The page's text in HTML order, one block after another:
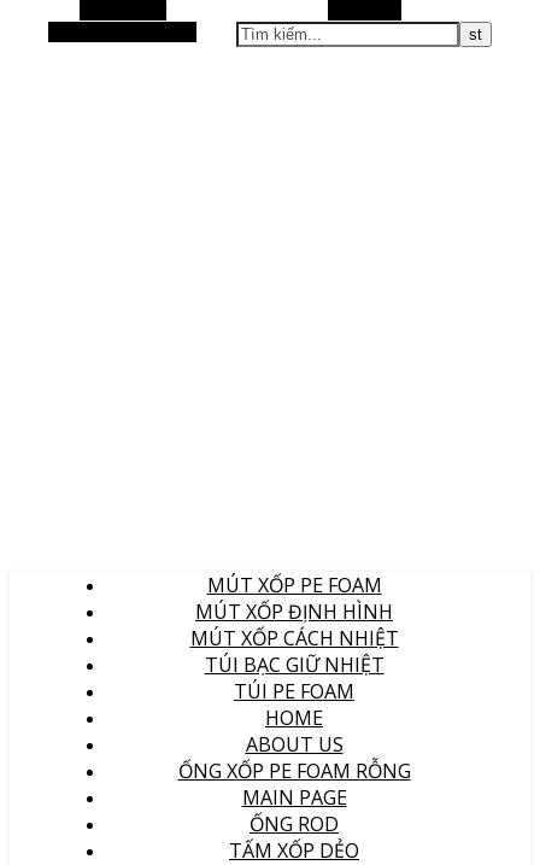
MÚT XỐP PE FOAM
MÚT XỐP ĐỊNH HÌNH
MÚT XỐP CÁCH NHIỆT
TÚI BẠC GIỮ NHIỆT
TÚI PE FOAM
HOME
ABOUT US
ỐNG XỐP PE FOAM RỖNG
MAIN PAGE
ỐNG ROD
TẤM XỐP DẺO